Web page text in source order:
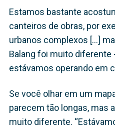
Estamos bastante
canteiros de obras, por
urbanos complexos [...]
Balang foi muito diferente
estávamos operando em
Se você olhar em um
parecem tão longas, mas
muito diferente.